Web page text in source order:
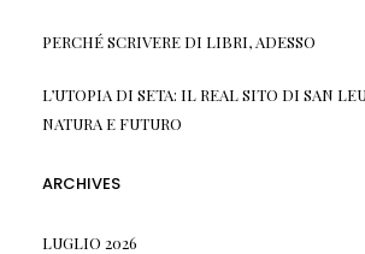
PERCHÉ SCRIVERE DI LIBRI, ADESSO
L’UTOPIA DI SETA: IL REAL SITO DI SAN
NATURA E FUTURO
ARCHIVES
LUGLIO 2026